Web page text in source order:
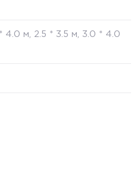
4.0 м, 2.5 * 3.5 м, 3.0 * 4.0